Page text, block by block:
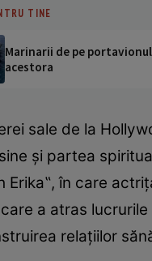
TINE
Marinarii de pe
acestora
sale de la
şi partea
Erika‟, în care
a atras
relaţiilor